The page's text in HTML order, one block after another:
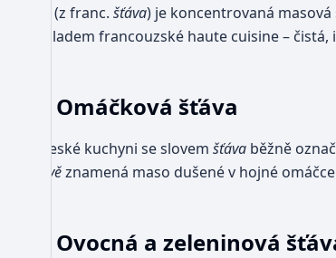
(z franc. šťáva) je koncentrovaná
základem francouzské haute cuisine –
Omáčková šťáva
V české kuchyni se slovem šťáva běžně
šťávěznamená maso dušené v hojné
Ovocná a zeleninová